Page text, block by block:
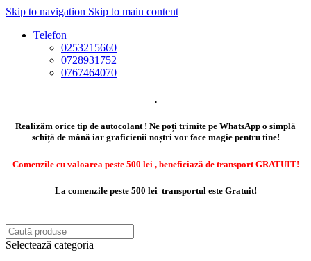
Skip to navigation Skip to main content
Telefon
0253215660
0728931752
0767464070
.
Realizăm orice tip de autocolant ! Ne poți trimite pe WhatsApp o simplă
schiță de mână iar graficienii noștri vor face magie pentru tine!
Comenzile cu valoarea peste 500 lei , beneficiază de transport GRATUIT!
La comenzile peste 500 lei transportul este Gratuit!
Selectează categoria